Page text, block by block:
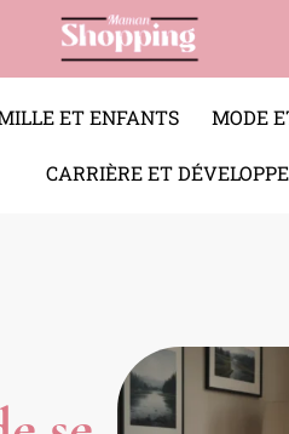
ET ENFANTS MODE
CARRIÈRE ET